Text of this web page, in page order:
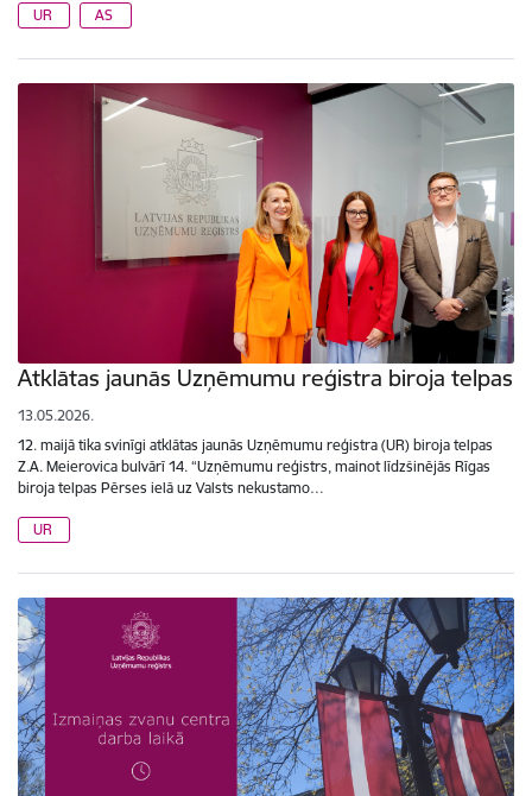
UR AS
Atklātas jaunās Uzņēmumu reģistra biroja telpas
13.05.2026.
12. maijā tika svinīgi atklātas jaunās Uzņēmumu reģistra (UR) biroja telpas
Z.A. Meierovica bulvārī 14. “Uzņēmumu reģistrs, mainot līdzšinējās Rīgas
biroja telpas Pērses ielā uz Valsts nekustamo…
UR